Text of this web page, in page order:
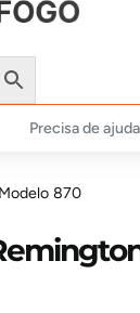
Precisa de